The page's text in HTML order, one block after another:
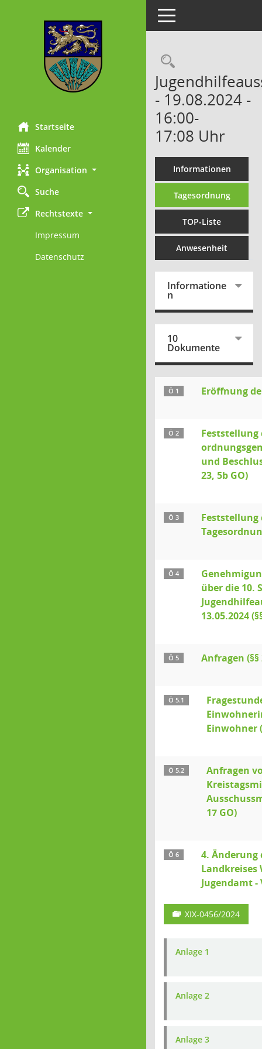
Startseite
Kalender
Organisation
Suche
Rechtstexte
Impressum
Datenschutz
Toggle navigation
- 19.08.2024 -
16:00-
17:08 Uhr
Informationen
Tagesordnung
TOP-Liste
Anwesenheit
Informatione
n
10
Dokumente
Ö 1 Eröffnung
Ö 2
Feststellung
und
23, 5b GO)
Ö 3
Feststellung
Ö 4
über die 10.
13.05.2024
Ö 5 Anfragen (§§
Ö 5.1
Einwohner
Ö 5.2
Anfragen
17 GO)
Ö 6
4. Änderung
Landkreises
Jugendamt
XIX-0456/2024
Anlage 1
Anlage 2
Anlage 3